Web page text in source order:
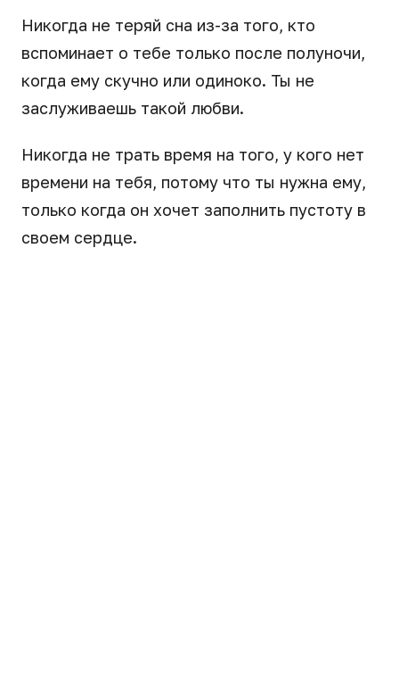
Никогда не теряй сна из-за того, кто
вспоминает о тебе только после полуночи,
когда ему скучно или одиноко. Ты не
заслуживаешь такой любви.
Никогда не трать время на того, у кого нет
времени на тебя, потому что ты нужна ему,
только когда он хочет заполнить пустоту в
своем сердце.